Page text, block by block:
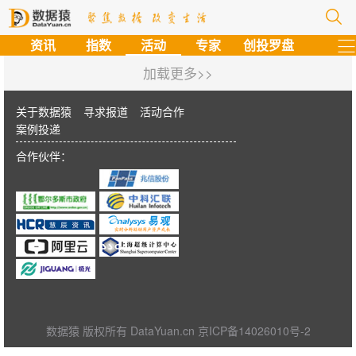
资讯 指数 活动 专家 创投罗盘
加载更多>>
关于数据猿 寻求报道
活动合作
案例投递
合作伙伴：
数据猿 版权所有 DataYuan.cn 京ICP备14026010号-2